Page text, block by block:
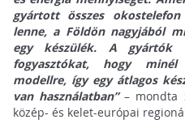
gyártott összes
lenne, a Földön nagyjából
egy készülék. A gyártók
fogyasztókat, hogy
modellre, így egy átlagos
van használatban”– mondta
közép- és kelet-európai